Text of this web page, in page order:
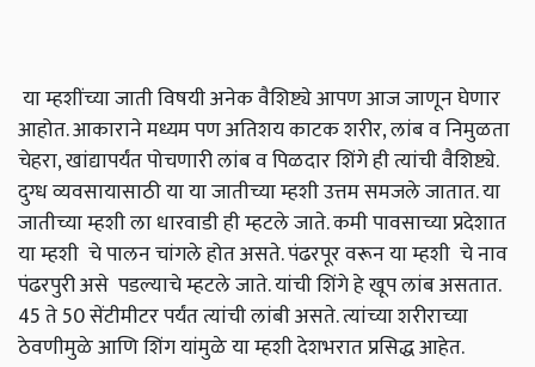
या म्हशींच्या जाती विषयी अनेक वैशिष्ट्ये आपण आज जाणून घेणार
आहोत. आकाराने मध्यम पण अतिशय काटक शरीर, लांब व निमुळता
चेहरा, खांद्यापर्यंत पोचणारी लांब व पिळदार शिंगे ही त्यांची वैशिष्ट्ये.
दुग्ध व्यवसायासाठी या या जातीच्या म्हशी उत्तम समजले जातात. या
जातीच्या म्हशी ला धारवाडी ही म्हटले जाते. कमी पावसाच्या प्रदेशात
या म्हशी चे पालन चांगले होत असते. पंढरपूर वरून या म्हशी चे नाव
पंढरपुरी असे पडल्याचे म्हटले जाते. यांची शिंगे हे खूप लांब असतात.
45 ते 50 सेंटीमीटर पर्यंत त्यांची लांबी असते. त्यांच्या शरीराच्या
ठेवणीमुळे आणि शिंग यांमुळे या म्हशी देशभरात प्रसिद्ध आहेत.